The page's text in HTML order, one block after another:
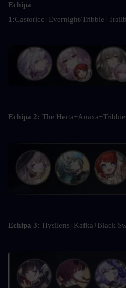
Echipa
1:Castorice+Evernight/
Echipa 2: The
Echipa 3: Hysilens+Kafka+Black